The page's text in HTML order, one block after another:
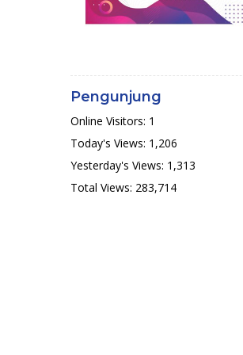
Pengunjung
Online Visitors: 1
Today's Views: 1,206
Yesterday's Views: 1,313
Total Views: 283,714